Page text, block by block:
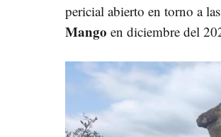
pericial abierto en torno a
Mango en diciembre del